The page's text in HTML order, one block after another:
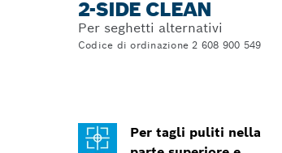
2-SIDE CLEAN
Per seghetti alternativi
Codice di ordinazione 2 608 900 549
Per tagli puliti nella